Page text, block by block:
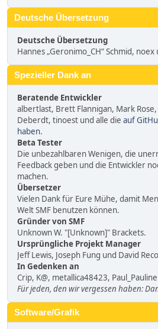
Deutsche Übersetzung
Deutsche Übersetzung
Hannes „Geronimo_CH“ Schmid,
Spezieller Dank an
Beratende Entwickler
albertlast, Brett Flannigan, Mark Rose,
Deberdt, tinoest und alle die auf
haben.
Beta Tester
Die unbezahlbaren Wenigen, die
Feedback geben und die Entwickler
machen.
Übersetzer
Vielen Dank für Eure Mühe, damit
Welt SMF benutzen können.
Gründer von SMF
Unknown W. "[Unknown]" Brackets.
Ursprüngliche Projekt Manager
Jeff Lewis, Joseph Fung und David
In Gedenken an
Crip, K@, metallica48423,
Für jeden, den wir vergessen haben:
Software/Grafik